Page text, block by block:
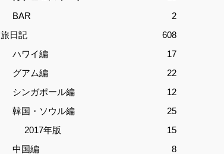
BAR
2
旅日記
608
ハワイ編
17
グアム編
22
シンガポール編
12
韓国・ソウル編
25
2017年版
15
中国編
8